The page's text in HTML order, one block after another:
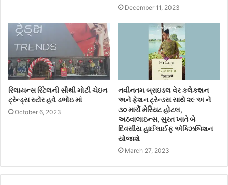
December 11, 2023
રિલાયન્સ રિટેલની સૌથી મોટી ચેઇન
ટ્રેન્ડ્સ સ્ટોર હવે ડભોઇ માં
October 6, 2023
નવીનતમ બ્રાઇડલ વેર કલેકશન
અને ફેશન ટ્રેન્ડસ સાથે ૨૯ અ ને
૩૦ માર્ચે મેરિયટ હોટલ,
અઠવાલાઇન્સ, સુરત ખાતે બે
દિવસીય હાઈલાઈફ એક્ઝિબિશન
યોજાશે
March 27, 2023